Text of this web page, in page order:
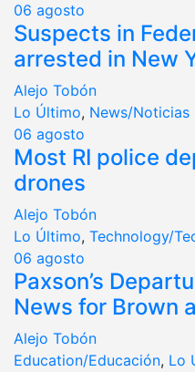
06 agosto
Suspects in
arrested in New
Alejo Tobón
Lo Último, News/Noticias
06 agosto
Most RI police
drones
Alejo Tobón
Lo Último, Technology/
06 agosto
Paxson’s
News for Brown
Alejo Tobón
Education/Educación, Lo